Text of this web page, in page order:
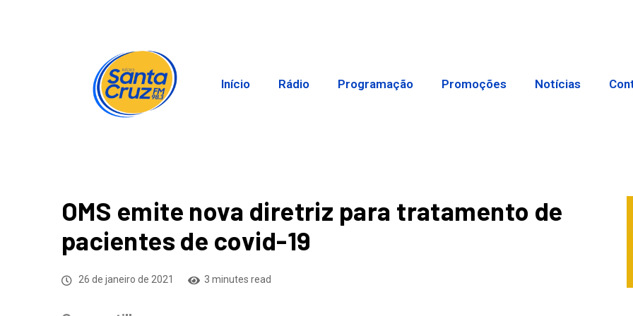
Início Rádio Programação Promoções Notícias
OMS emite nova diretriz para tratamento de
pacientes de covid-19
26 de janeiro de 2021 3 minutes read